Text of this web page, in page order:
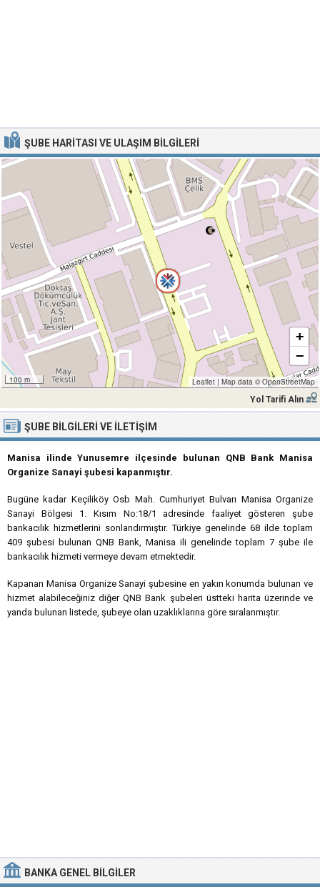
ŞUBE HARITASI VE ULAŞIM BILGILERI
100 m
+
−
Leaflet | Map data ©OpenStreetMap
Yol Tarifi Alın
ŞUBE BILGILERI VE İLETIŞIM
Manisa ilinde Yunusemre ilçesinde bulunan QNB Bank Manisa
Organize Sanayi şubesi kapanmıştır.
Bugüne kadar Keçiliköy Osb Mah. Cumhuriyet Bulvarı Manisa Organize
Sanayi Bölgesi 1. Kısım No:18/1 adresinde faaliyet gösteren şube
bankacılık hizmetlerini sonlandırmıştır. Türkiye genelinde 68 ilde toplam
409 şubesi bulunan QNB Bank, Manisa ili genelinde toplam 7 şube ile
bankacılık hizmeti vermeye devam etmektedir.
Kapanan Manisa Organize Sanayi şubesine en yakın konumda bulunan ve
hizmet alabileceğiniz diğer QNB Bank şubeleri üstteki harita üzerinde ve
yanda bulunan listede, şubeye olan uzaklıklarına göre sıralanmıştır.
BANKA GENEL BILGILER